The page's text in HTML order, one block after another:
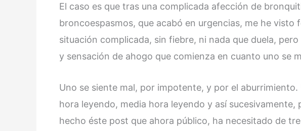
El caso es que tras una complicada afección de
broncoespasmos, que acabó en urgencias, me he visto
situación complicada, sin fiebre, ni nada que duela,
y sensación de ahogo que comienza en cuanto uno se
Uno se siente mal, por impotente, y por el
hora leyendo, media hora leyendo y así sucesivamente,
hecho éste post que ahora público, ha necesitado de